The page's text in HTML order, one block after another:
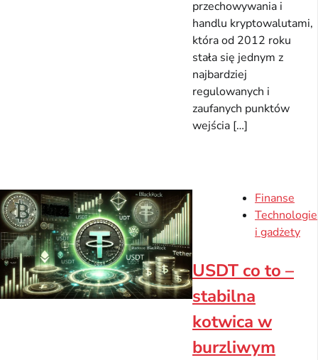
przechowywania i
handlu kryptowalutami,
która od 2012 roku
stała się jednym z
najbardziej
regulowanych i
zaufanych punktów
wejścia […]
Finanse
Technologie
i gadżety
USDT co to –
stabilna
kotwica w
burzliwym